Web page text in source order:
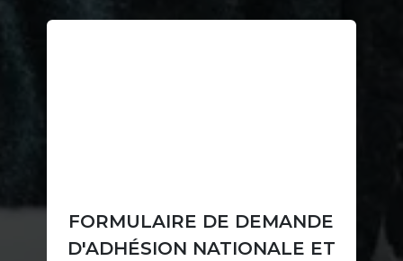
FORMULAIRE DE DEMANDE
D'ADHÉSION NATIONALE ET